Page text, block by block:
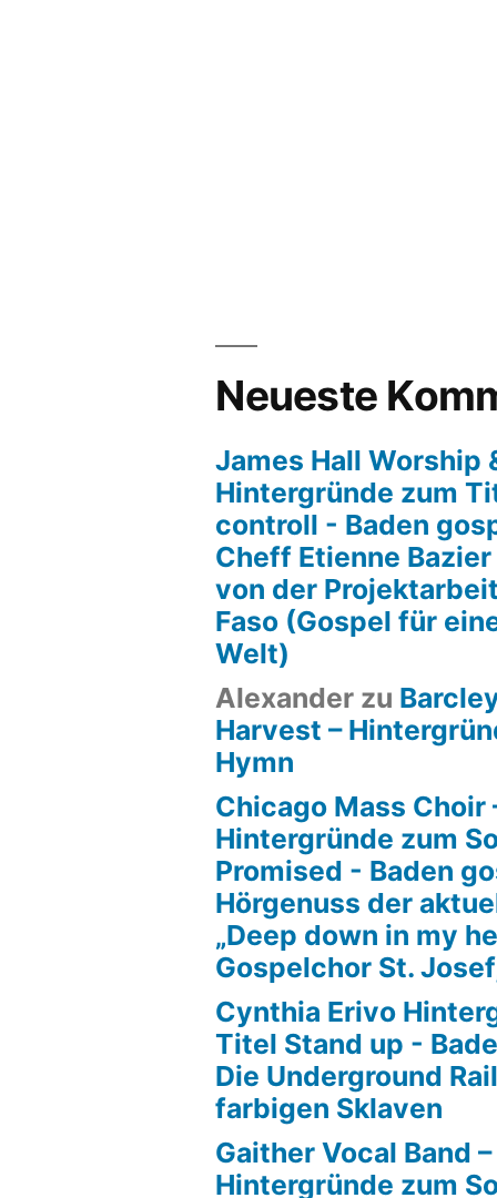
Neueste
James Hall Worship
Hintergründe zum
controll - Baden
Cheff Etienne
von der
Faso (Gospel für
Welt)
Alexander zu
Harvest –
Hymn
Chicago Mass Choir
Hintergründe zum
Promised - Baden
Hörgenuss der
„Deep down in my
Gospelchor St.
Cynthia Erivo
Titel Stand up -
Die Underground
farbigen Sklaven
Gaither Vocal Band –
Hintergründe zum